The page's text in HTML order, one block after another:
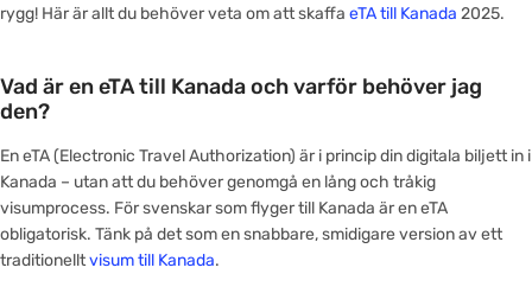
rygg! Här är allt du behöver veta om att skaffa eTA till Kanada 2025.
Vad är en eTA till Kanada och varför behöver jag
den?
En eTA (Electronic Travel Authorization) är i princip din digitala biljett in i
Kanada – utan att du behöver genomgå en lång och tråkig
visumprocess. För svenskar som flyger till Kanada är en eTA
obligatorisk. Tänk på det som en snabbare, smidigare version av ett
traditionelltvisum till Kanada.